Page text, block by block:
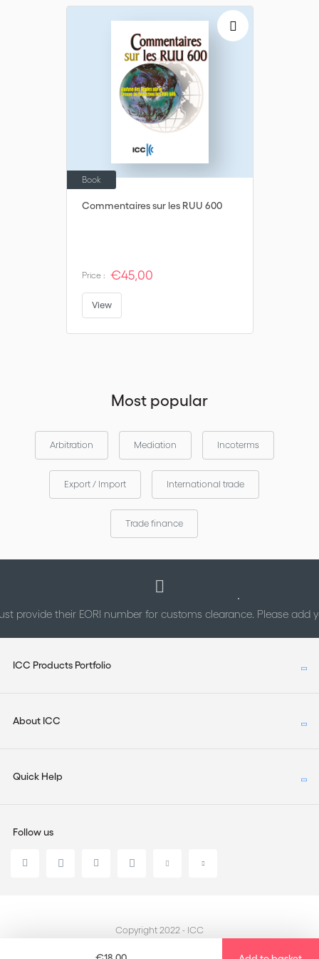
Commentaires sur les RUU 600
Book
Price : €45,00
View
Most popular
Arbitration Mediation Incoterms
Export / Import International trade
Trade finance
provide their EORI number for customs clearance. Please add
ICC Products Portfolio
About ICC
Quick Help
Follow us
Copyright 2022 - ICC